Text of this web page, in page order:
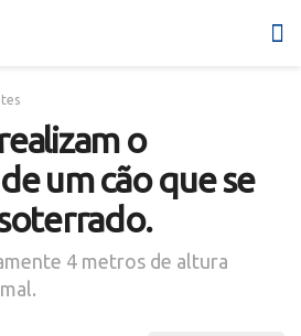
o
um cão que se
4 metros de altura